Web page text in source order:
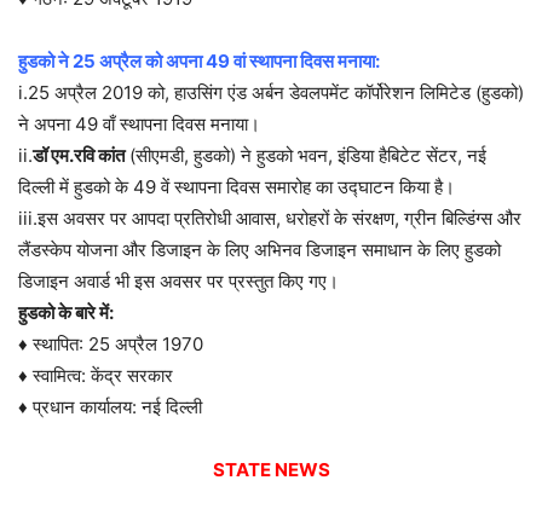
हुडको ने 25 अप्रैल को अपना 49 वां स्थापना दिवस मनाया:
i.25 अप्रैल 2019 को, हाउसिंग एंड अर्बन डेवलपमेंट कॉर्पोरेशन लिमिटेड (हुडको)
ने अपना 49 वाँ स्थापना दिवस मनाया।
ii.डॉ एम.रवि कांत(सीएमडी, हुडको) ने हुडको भवन, इंडिया हैबिटेट सेंटर, नई
दिल्ली में हुडको के 49 वें स्थापना दिवस समारोह का उद्घाटन किया है।
iii.इस अवसर पर आपदा प्रतिरोधी आवास, धरोहरों के संरक्षण, ग्रीन बिल्डिंग्स और
लैंडस्केप योजना और डिजाइन के लिए अभिनव डिजाइन समाधान के लिए हुडको
डिजाइन अवार्ड भी इस अवसर पर प्रस्तुत किए गए।
हुडको के बारे में:
♦ स्थापित: 25 अप्रैल 1970
♦ स्वामित्व: केंद्र सरकार
♦ प्रधान कार्यालय: नई दिल्ली
STATE NEWS